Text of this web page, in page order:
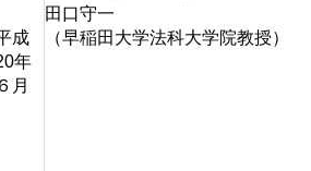
成
年
６月
田口守一
（早稲田大学法科大学院教授）